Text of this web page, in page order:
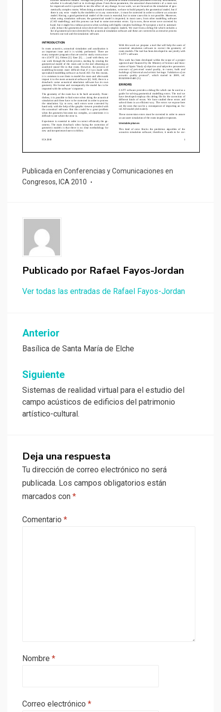
Publicada en Conferencias y Comunicaciones en
Congresos, ICA 2010
Publicado por Rafael Fayos-Jordan
Ver todas las entradas de Rafael Fayos-Jordan
Navegación
de
entradas
Anterior
Basílica de Santa María de Elche
Siguiente
Sistemas de realidad virtual para el estudio del
campo acústicos de edificios del patrimonio
artístico-cultural.
Deja una respuesta
Tu dirección de correo electrónico no será
publicada. Los campos obligatorios están
marcados con *
Comentario *
Nombre *
Correo electrónico *